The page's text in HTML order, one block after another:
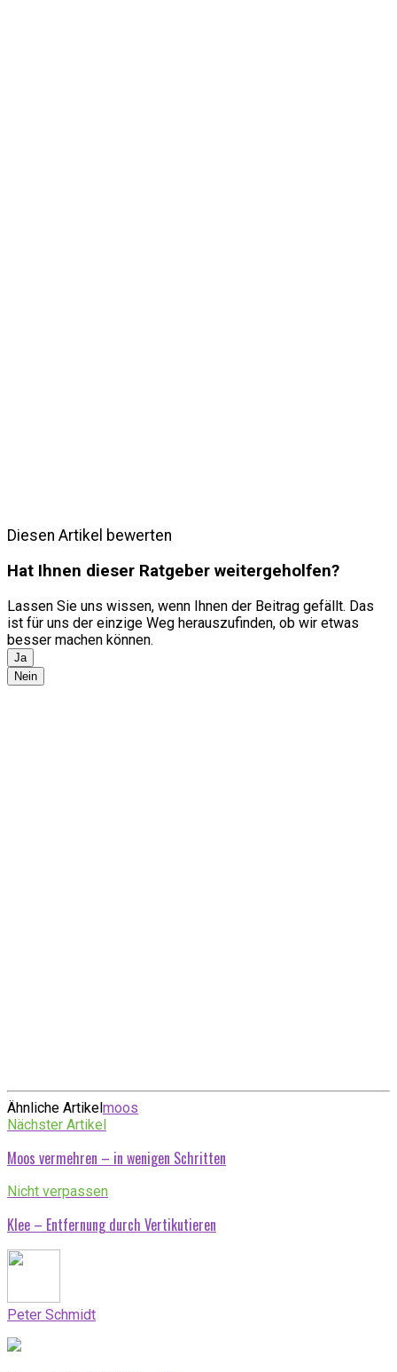
Diesen Artikel bewerten
Hat Ihnen dieser Ratgeber weitergeholfen?
Lassen Sie uns wissen, wenn Ihnen der Beitrag gefällt. Das
ist für uns der einzige Weg herauszufinden, ob wir etwas
besser machen können.
Ja
Nein
Ähnliche Artikelmoos
Nächster Artikel
Moos vermehren – in wenigen Schritten
Nicht verpassen
Klee – Entfernung durch Vertikutieren
Peter Schmidt